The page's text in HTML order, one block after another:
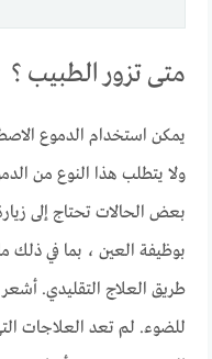
متى تزور الطبيب ؟
يمكن استخدام الدموع
ولا يتطلب هذا النوع من
بعض الحالات تحتاج إلى
بوظيفة العين ، بما في ذلك
طريق العلاج التقليدي.
للضوء. لم تعد العلاجات